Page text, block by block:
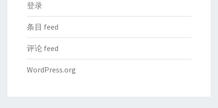
登录
条目 feed
评论 feed
WordPress.org